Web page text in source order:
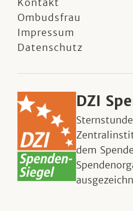
Kontakt
Ombudsfrau
Impressum
Datenschutz
DZI
dem